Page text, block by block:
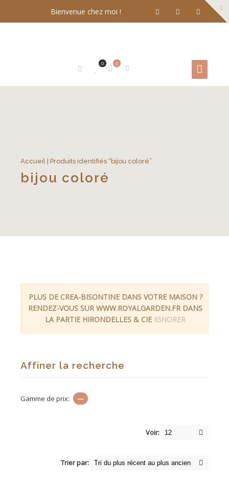
Bienvenue chez moi !
0
0
Accueil | Produits identifiés “bijou coloré”
bijou coloré
PLUS DE CREA-BISONTINE DANS VOTRE MAISON ?
RENDEZ-VOUS SUR WWW.ROYALGARDEN.FR DANS
LA PARTIE HIRONDELLES & CIE IGNORER
Affiner la recherche
Gamme de prix: —
Voir:
Trier par: